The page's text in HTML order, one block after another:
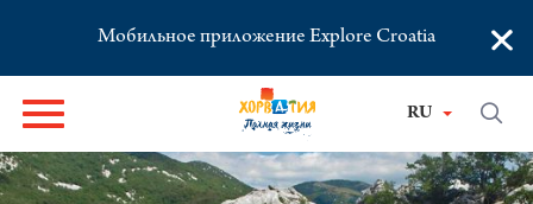
Мобильное приложение Explore Croatia ×
RU